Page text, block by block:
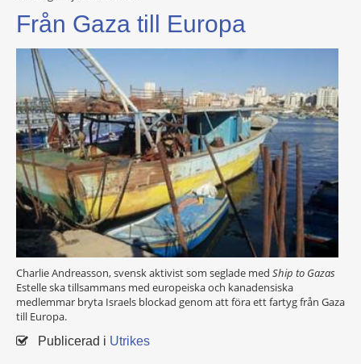
Från Gaza till Europa
Charlie Andreasson, svensk aktivist som seglade med Ship to Gazas
Estelle ska tillsammans med europeiska och kanadensiska
medlemmar bryta Israels blockad genom att föra ett fartyg från Gaza
till Europa.
Publicerad i Utrikes